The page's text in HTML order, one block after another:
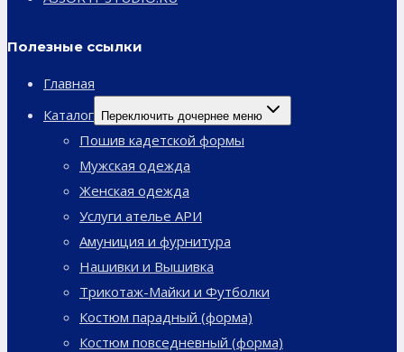
Полезные ссылки
Главная
Каталог Переключить дочернее меню
Пошив кадетской формы
Мужская одежда
Женская одежда
Услуги ателье АРИ
Амуниция и фурнитура
Нашивки и Вышивка
Трикотаж-Майки и Футболки
Костюм парадный (форма)
Костюм повседневный (форма)